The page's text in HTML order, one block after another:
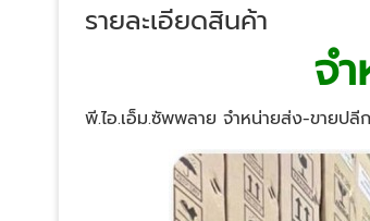
รายละเอียดสินค้า
จ
พี.ไอ.เอ็ม.ซัพพลาย จำหน่ายส่ง-ขาย